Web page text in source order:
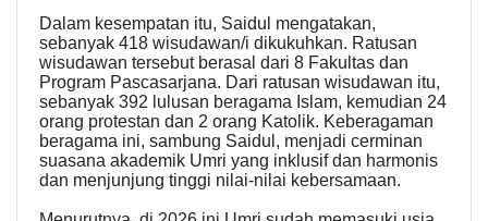
Dalam kesempatan itu, Saidul mengatakan,
sebanyak 418 wisudawan/i dikukuhkan. Ratusan
wisudawan tersebut berasal dari 8 Fakultas dan
Program Pascasarjana. Dari ratusan wisudawan itu,
sebanyak 392 lulusan beragama Islam, kemudian 24
orang protestan dan 2 orang Katolik. Keberagaman
beragama ini, sambung Saidul, menjadi cerminan
suasana akademik Umri yang inklusif dan harmonis
dan menjunjung tinggi nilai-nilai kebersamaan.